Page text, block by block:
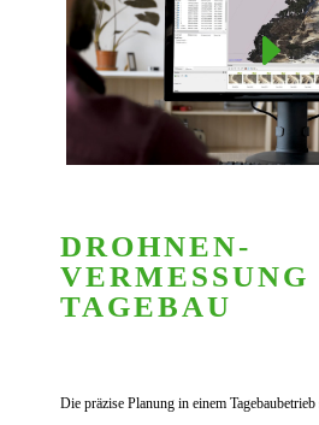
DROHNEN­
VERMESSUNG
TAGEBAU
Die präzise Planung in einem